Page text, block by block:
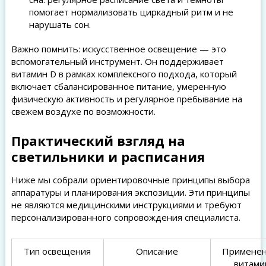
помогает нормализовать циркадный ритм и не
нарушать сон.
Важно помнить: искусственное освещение — это
вспомогательный инструмент. Он поддерживает
витамин D в рамках комплексного подхода, который
включает сбалансированное питание, умеренную
физическую активность и регулярное пребывание на
свежем воздухе по возможности.
Практический взгляд на
светильники и расписания
Ниже мы собрали ориентировочные принципы выбора
аппаратуры и планирования экспозиции. Эти принципы
не являются медицинскими инструкциями и требуют
персонализированного сопровождения специалиста.
Тип освещения Описание